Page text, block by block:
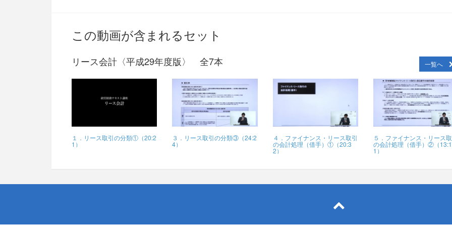
この動画が含まれるセット
リース会計〈平成29年度版〉 全7本 一覧へ
１．リース取引の分類①（20:2
1）
３．リース取引の分類③（24:2
4）
４．ファイナンス・リース取引
の会計処理（借手）①（20:3
2）
５．ファイナンス・リース
の会計処理（借手）②（13:1
1）